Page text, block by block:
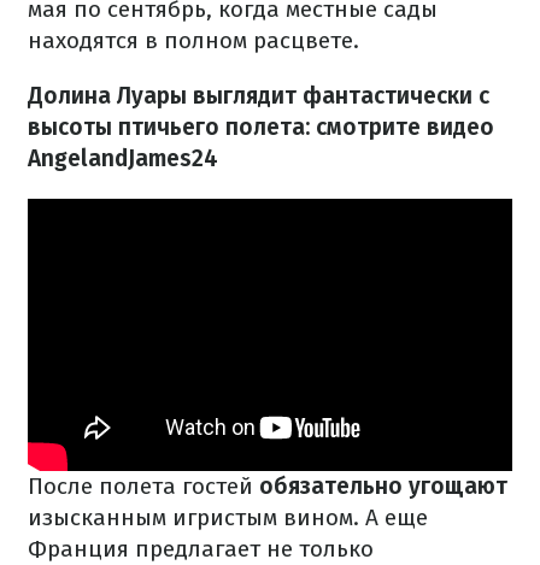
мая по сентябрь, когда местные сады
находятся в полном расцвете.
Долина Луары выглядит фантастически с
высоты птичьего полета: смотрите видео
AngelandJames24
После полета гостей обязательно угощают
изысканным игристым вином. А еще
Франция предлагает не только